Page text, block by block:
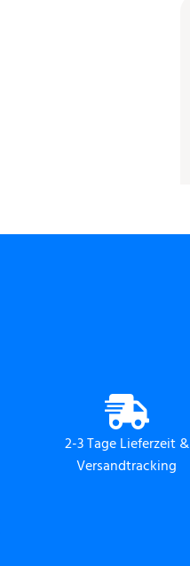
2-3 Tage Lieferzeit &
Versandtracking